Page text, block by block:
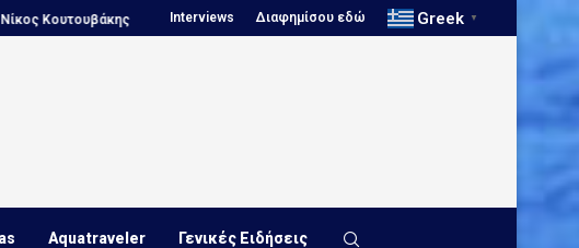
Πόλο, Ευρωπαϊκό Πρωτάθλημα Νέων... Πόλο, Παγκόσμιο Πρωτάθλημα
Interviews Διαφημίσου εδώ Greek ▼
Aquatraveler Γενικές Ειδήσεις